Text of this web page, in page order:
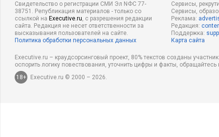
Свидетельство о регистрации СМИ Эл NФС 77-
38751. Републикация материалов - только со
ссылкой на Executive.ru, с разрешения редакции
сайта. Редакция не несет ответственности за
высказывания пользователей на сайте.
Политика обработки персональных данных
Сервисы,
Сервисы,
Реклама:
Редакция:
Поддержка:
Карта сайта
Executive.ru – краудсорсинговый проект, 80% текстов созданы
оспорить логику повествования, уточнить цифры и факты,
18+
Executive.ru © 2000 – 2026.